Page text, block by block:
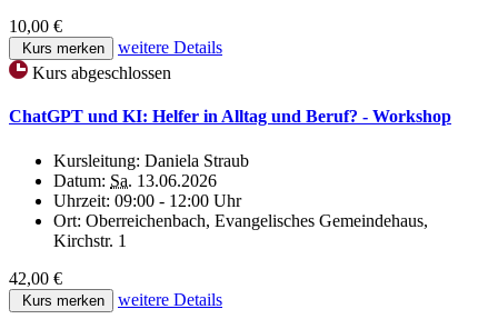
10,00 €
Kurs merken
weitere Details
Kurs abgeschlossen
ChatGPT und KI: Helfer in Alltag und Beruf? - Workshop
Kursleitung: Daniela Straub
Datum: Sa. 13.06.2026
Uhrzeit: 09:00 - 12:00 Uhr
Ort: Oberreichenbach, Evangelisches Gemeindehaus,
Kirchstr. 1
42,00 €
Kurs merken weitere Details